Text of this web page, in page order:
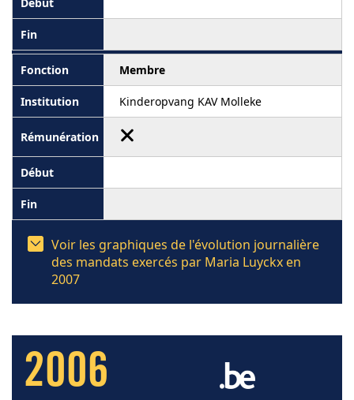
Membre
Kinderopvang KAV Molleke
Voir les graphiques de l'évolution journalière
des mandats exercés par Maria Luyckx en
2007
2006